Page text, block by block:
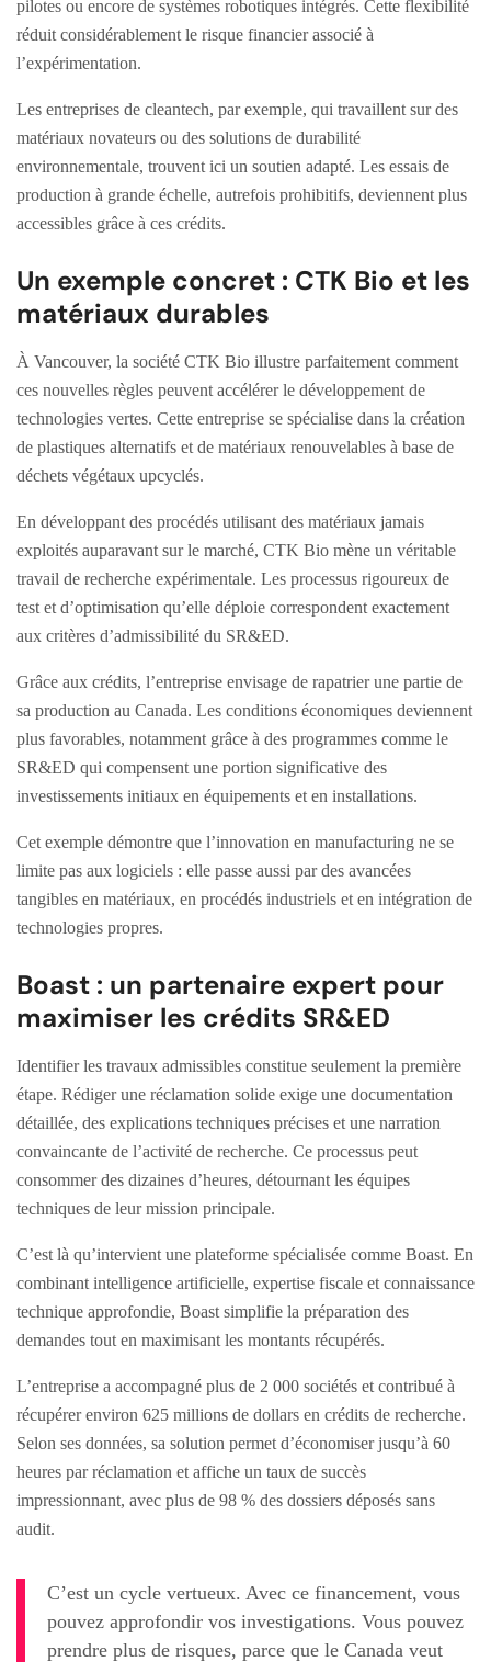
pilotes ou encore de systèmes robotiques intégrés. Cette flexibilité
réduit considérablement le risque financier associé à
l’expérimentation.
Les entreprises de cleantech, par exemple, qui travaillent sur des
matériaux novateurs ou des solutions de durabilité
environnementale, trouvent ici un soutien adapté. Les essais de
production à grande échelle, autrefois prohibitifs, deviennent plus
accessibles grâce à ces crédits.
Un exemple concret : CTK Bio et les
matériaux durables
À Vancouver, la société CTK Bio illustre parfaitement comment
ces nouvelles règles peuvent accélérer le développement de
technologies vertes. Cette entreprise se spécialise dans la création
de plastiques alternatifs et de matériaux renouvelables à base de
déchets végétaux upcyclés.
En développant des procédés utilisant des matériaux jamais
exploités auparavant sur le marché, CTK Bio mène un véritable
travail de recherche expérimentale. Les processus rigoureux de
test et d’optimisation qu’elle déploie correspondent exactement
aux critères d’admissibilité du SR&ED.
Grâce aux crédits, l’entreprise envisage de rapatrier une partie de
sa production au Canada. Les conditions économiques deviennent
plus favorables, notamment grâce à des programmes comme le
SR&ED qui compensent une portion significative des
investissements initiaux en équipements et en installations.
Cet exemple démontre que l’innovation en manufacturing ne se
limite pas aux logiciels : elle passe aussi par des avancées
tangibles en matériaux, en procédés industriels et en intégration de
technologies propres.
Boast : un partenaire expert pour
maximiser les crédits SR&ED
Identifier les travaux admissibles constitue seulement la première
étape. Rédiger une réclamation solide exige une documentation
détaillée, des explications techniques précises et une narration
convaincante de l’activité de recherche. Ce processus peut
consommer des dizaines d’heures, détournant les équipes
techniques de leur mission principale.
C’est là qu’intervient une plateforme spécialisée comme Boast. En
combinant intelligence artificielle, expertise fiscale et connaissance
technique approfondie, Boast simplifie la préparation des
demandes tout en maximisant les montants récupérés.
L’entreprise a accompagné plus de 2 000 sociétés et contribué à
récupérer environ 625 millions de dollars en crédits de recherche.
Selon ses données, sa solution permet d’économiser jusqu’à 60
heures par réclamation et affiche un taux de succès
impressionnant, avec plus de 98 % des dossiers déposés sans
audit.
C’est un cycle vertueux. Avec ce financement, vous
pouvez approfondir vos investigations. Vous pouvez
prendre plus de risques, parce que le Canada veut